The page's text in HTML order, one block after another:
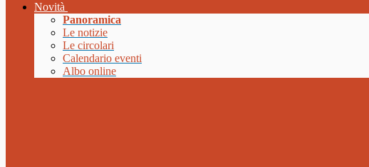
Novità
Panoramica
Le notizie
Le circolari
Calendario eventi
Albo online